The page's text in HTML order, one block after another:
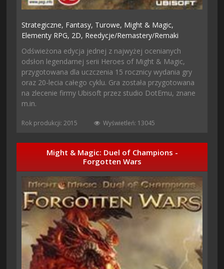
Strategiczne, Fantasy, Turowe, Might & Magic,
Elementy RPG, 2D, Reedycje/remastery/remaki
Odświeżona edycja jednej z najwyżej ocenianych
odsłon legendarnej serii Heroes of Might & Magic,
przygotowana dla uczczenia 15 rocznicy wydania gry
oraz 20-lecia całego cyklu. Gra została przygotowana
na zlecenie firmy Ubisoft przez studio DotEmu, znane
m.in.
Rok produkcji: 2015 Wyświetleń: 13045
Might & Magic: Duel of Champions -
Forgotten Wars